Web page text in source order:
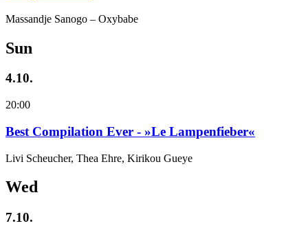
Massandje Sanogo – Oxybabe
Sun
4.10.
20:00
Best Compilation Ever - »Le Lampenfieber«
Livi Scheucher, Thea Ehre, Kirikou Gueye
Wed
7.10.